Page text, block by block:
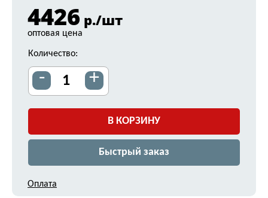
4426 р./шт
оптовая цена
Количество:
- +
В КОРЗИНУ
Быстрый заказ
Оплата